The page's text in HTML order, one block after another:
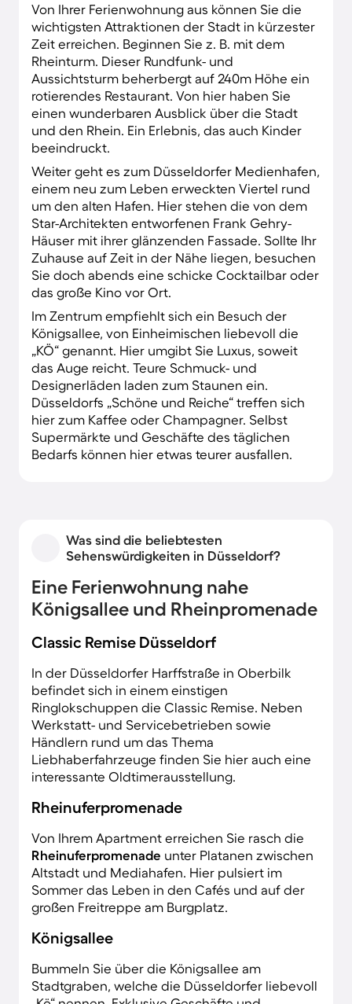
Sie reisen mit Kindern? Vermeiden Sie unnötige
Kosten und genießen Sie mehr Platz zum
Entspannen. Sie bleiben länger in Düsseldorf?
Genießen Sie die Vorteile einer bestens
ausgestatteten Wohnung auf Zeit.
Die Ferienhäuser liegen meist in der Nähe von
öffentlichen Verkehrsmitteln und Geschäften
des täglichen Bedarfs. Ob im schicken
Düsseldorfer Norden oder im authentischen
Süden, Ihre Ferienwohnung bietet Ihnen
Komfort und Flexibilität.
Von Ihrer Ferienwohnung aus können Sie die
wichtigsten Attraktionen der Stadt in kürzester
Zeit erreichen. Beginnen Sie z. B. mit dem
Rheinturm. Dieser Rundfunk- und
Aussichtsturm beherbergt auf 240m Höhe ein
rotierendes Restaurant. Von hier haben Sie
einen wunderbaren Ausblick über die Stadt
und den Rhein. Ein Erlebnis, das auch Kinder
beeindruckt.
Weiter geht es zum Düsseldorfer Medienhafen,
einem neu zum Leben erweckten Viertel rund
um den alten Hafen. Hier stehen die von dem
Star-Architekten entworfenen Frank Gehry-
Häuser mit ihrer glänzenden Fassade. Sollte Ihr
Zuhause auf Zeit in der Nähe liegen, besuchen
Sie doch abends eine schicke Cocktailbar oder
das große Kino vor Ort.
Im Zentrum empfiehlt sich ein Besuch der
Königsallee, von Einheimischen liebevoll die
„KÖ“ genannt. Hier umgibt Sie Luxus, soweit
das Auge reicht. Teure Schmuck- und
Designerläden laden zum Staunen ein.
Düsseldorfs „Schöne und Reiche“ treffen sich
hier zum Kaffee oder Champagner. Selbst
Supermärkte und Geschäfte des täglichen
Bedarfs können hier etwas teurer ausfallen.
Was sind die beliebtesten
Sehenswürdigkeiten in Düsseldorf?
Eine Ferienwohnung nahe
Königsallee und Rheinpromenade
Classic Remise Düsseldorf
In der Düsseldorfer Harffstraße in Oberbilk
befindet sich in einem einstigen
Ringlokschuppen die Classic Remise. Neben
Werkstatt- und Servicebetrieben sowie
Händlern rund um das Thema
Liebhaberfahrzeuge finden Sie hier auch eine
interessante Oldtimerausstellung.
Rheinuferpromenade
Von Ihrem Apartment erreichen Sie rasch die
Rheinuferpromenade unter Platanen zwischen
Altstadt und Mediahafen. Hier pulsiert im
Sommer das Leben in den Cafés und auf der
großen Freitreppe am Burgplatz.
Königsallee
Bummeln Sie über die Königsallee am
Stadtgraben, welche die Düsseldorfer liebevoll